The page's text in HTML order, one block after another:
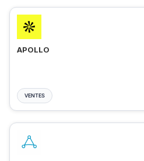
APOLLO
VENTES